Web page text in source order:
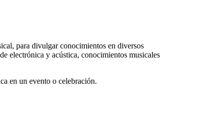
para divulgar conocimientos en diversos
electrónica y acústica, conocimientos musicales
en un evento o celebración.